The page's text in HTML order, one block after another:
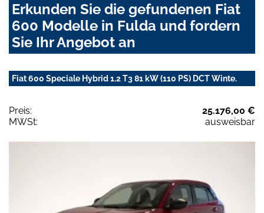
Erkunden Sie die gefundenen Fiat
600 Modelle in Fulda und fordern
Sie Ihr Angebot an
Fiat 600 Speciale Hybrid 1.2 T3 81 kW (110 PS) DCT Winte.
Preis:
25.176,00 €
MWSt:
ausweisbar